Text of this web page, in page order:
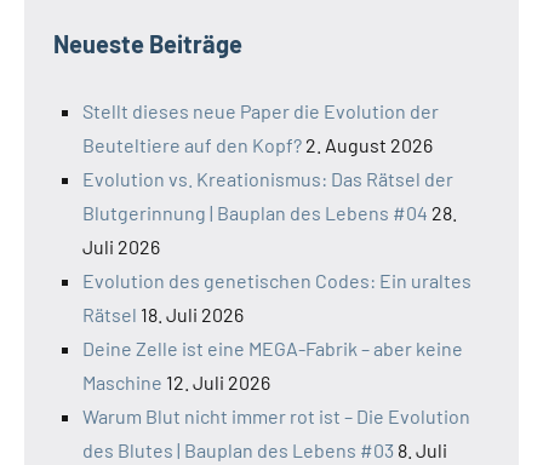
Neueste Beiträge
Stellt dieses neue Paper die Evolution der
Beuteltiere auf den Kopf? 2. August 2026
Evolution vs. Kreationismus: Das Rätsel der
Blutgerinnung | Bauplan des Lebens #04 28.
Juli 2026
Evolution des genetischen Codes: Ein uraltes
Rätsel 18. Juli 2026
Deine Zelle ist eine MEGA-Fabrik – aber keine
Maschine 12. Juli 2026
Warum Blut nicht immer rot ist – Die Evolution
des Blutes | Bauplan des Lebens #03 8. Juli